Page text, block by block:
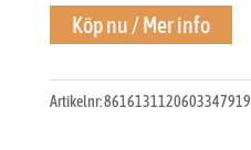
Köp nu / Mer info
Artikelnr:8616131120603347919